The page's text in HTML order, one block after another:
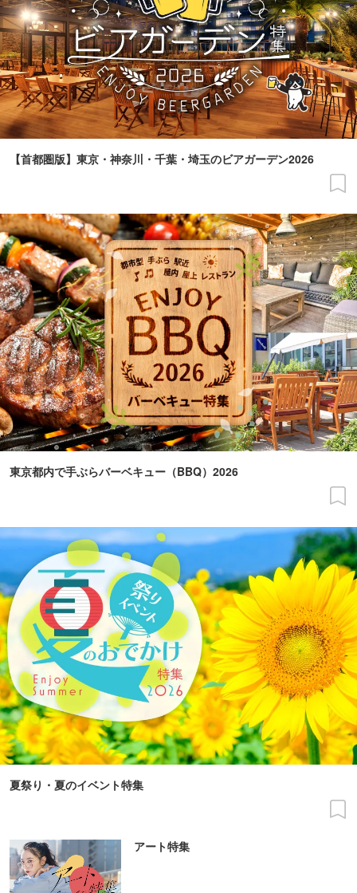
【首都圏版】東京・神奈川・千葉・埼玉のビアガーデン2026
東京都内で手ぶらバーベキュー（BBQ）2026
夏祭り・夏のイベント特集
アート特集